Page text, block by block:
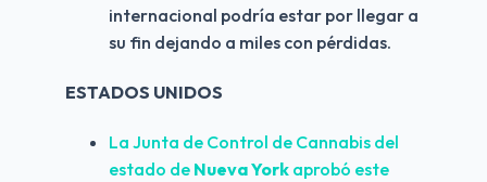
internacional podría estar por llegar a
su fin dejando a miles con pérdidas.
ESTADOS UNIDOS
La Junta de Control de Cannabis del
estado de Nueva York aprobó este